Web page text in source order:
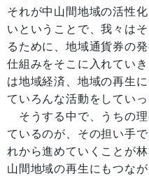
それが中山間地域の活性
いということで、我々は
るために、地域通貨券の
仕組みをそこに入れてい
は地域経済、地域の再生
ていろんな活動をしていっ
そうする中で、うちの理
ているのが、その担い手
れから進めていくことが
山間地域の再生にもつな